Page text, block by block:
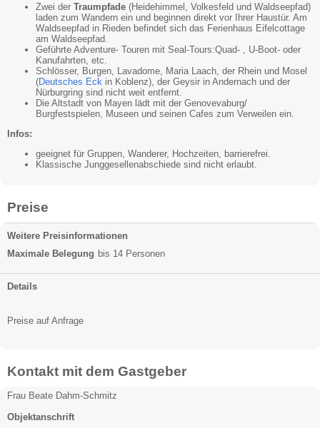
Zwei der Traumpfade (Heidehimmel, Volkesfeld und Waldseepfad)
laden zum Wandern ein und beginnen direkt vor Ihrer Haustür. Am
Waldseepfad in Rieden befindet sich das Ferienhaus Eifelcottage
am Waldseepfad.
Geführte Adventure- Touren mit Seal-Tours:Quad- , U-Boot- oder
Kanufahrten, etc.
Schlösser, Burgen, Lavadome, Maria Laach, der Rhein und Mosel
(Deutsches Eck in Koblenz), der Geysir in Andernach und der
Nürburgring sind nicht weit entfernt.
Die Altstadt von Mayen lädt mit der Genovevaburg/
Burgfestspielen, Museen und seinen Cafes zum Verweilen ein.
Infos:
geeignet für Gruppen, Wanderer, Hochzeiten, barrierefrei.
Klassische Junggesellenabschiede sind nicht erlaubt.
Preise
Weitere Preisinformationen
Maximale Belegung bis 14 Personen
Details
Preise auf Anfrage
Kontakt mit dem Gastgeber
Frau Beate Dahm-Schmitz
Objektanschrift